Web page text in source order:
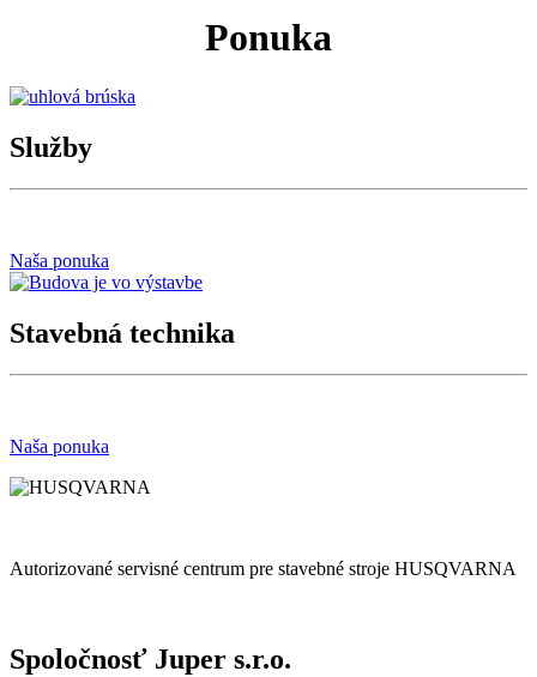
Ponuka
Služby
Naša ponuka
Stavebná technika
Naša ponuka
Autorizované servisné centrum pre stavebné stroje HUSQVARNA
Spoločnosť Juper s.r.o.